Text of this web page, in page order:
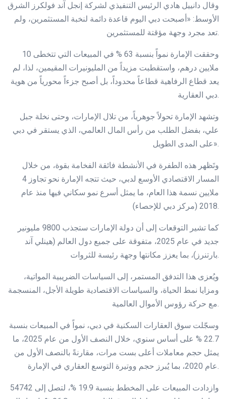
وقال دانييل هادي الرئيس التنفيذي لشركة إنجل آند فولكرز الشرق
الأوسط: «أصبحت دبي اليوم قاعدة دائمة لنخبة المستثمرين، ولم
تعد مجرد وجهة مؤقتة للمستثمرين.
وحققت الإمارة نمواً بنسبة 63 % في المبيعات التي تتخطى 10
ملايين درهم، واستقطبت مزيداً من المليونيرات المقيمين، لذا، لم
يعد قطاع الرفاهية قطاعاً محدوداً، بل أصبح جزءاً محورياً من هوية
دبي العقارية.
وتشهد الإمارة تحولاً جوهرياً، من تلال الإمارات، وحتى نخلة جبل
علي، بفضل الطلب من رأس المال العالمي، الذي يستقر في دبي
على المدى الطويل».
وتَظهر هذه الطفرة في الأنشطة فائقة الفخامة بقوة، من خلال
المسار الاقتصادي الأوسع لدبي، حيث تتجه الإمارة نحو تجاوز 4
ملايين نسمة هذا العام، ما يمثل أسرع نمو سكاني فيها منذ عام
2018 (مركز دبي للإحصاء).
كما تشير التوقعات إلى أن دولة الإمارات ستجذب 9800 مليونير
جديد في عام 2025، متفوقة على جميع دول العالم (هينلي آند
بارتنرز)، بما يعزز مكانتها وجهة رئيسة للثروات.
ويُعزى هذا التدفق المستمر، إلى السياسات الضريبية المواتية،
ومزايا نمط الحياة، والسياسات الاقتصادية طويلة الأجل، المنسجمة
مع حركة رؤوس الأموال العالمية.
وسجّلت سوق العقارات السكنية في دبي، نمواً في المبيعات بنسبة
22.7 % على أساس سنوي، خلال النصف الأول من عام 2025، ما
يمثل حجم معاملات أعلى بست مرات، مقارنةً بالنصف الأول من
عام 2020، بما يُبرز حجم ووتيرة التوسع العقاري في الإمارة.
وازدادت المبيعات على المخطط بنسبة 19.9 %، لتصل إلى 54742